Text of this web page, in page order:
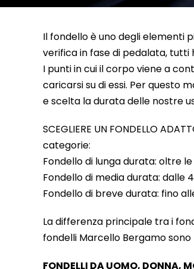
Il fondello è uno degli elementi
verifica in fase di pedalata, tutti
I punti in cui il corpo viene a
caricarsi su di essi. Per questo
e scelta la durata delle nostre
SCEGLIERE UN FONDELLO
categorie:
Fondello di lunga durata: oltre
Fondello di media durata: dalle
Fondello di breve durata: fino
La differenza principale tra i
fondelli Marcello Bergamo
FONDELLI DA UOMO, DONNA,